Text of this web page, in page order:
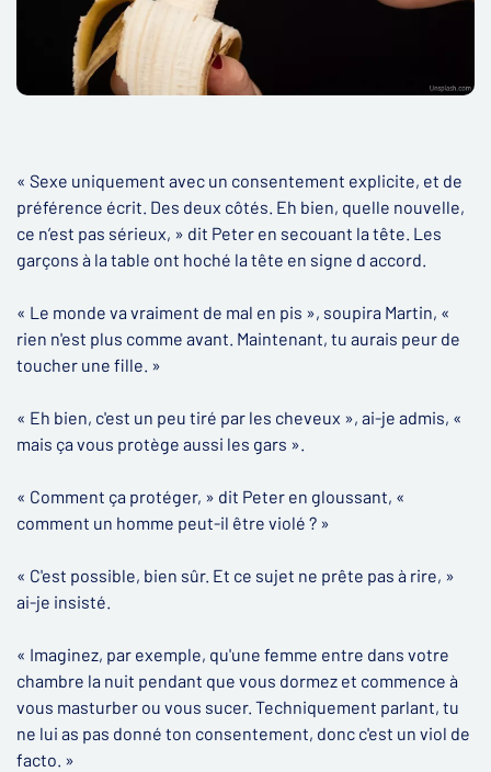
« Sexe uniquement avec un consentement explicite, et de
préférence écrit. Des deux côtés. Eh bien, quelle nouvelle,
ce n’est pas sérieux, » dit Peter en secouant la tête. Les
garçons à la table ont hoché la tête en signe d accord.
« Le monde va vraiment de mal en pis », soupira Martin, «
rien n'est plus comme avant. Maintenant, tu aurais peur de
toucher une fille. »
« Eh bien, c'est un peu tiré par les cheveux », ai-je admis, «
mais ça vous protège aussi les gars ».
« Comment ça protéger, » dit Peter en gloussant, «
comment un homme peut-il être violé ? »
« C'est possible, bien sûr. Et ce sujet ne prête pas à rire, »
ai-je insisté.
« Imaginez, par exemple, qu'une femme entre dans votre
chambre la nuit pendant que vous dormez et commence à
vous masturber ou vous sucer. Techniquement parlant, tu
ne lui as pas donné ton consentement, donc c'est un viol de
facto. »